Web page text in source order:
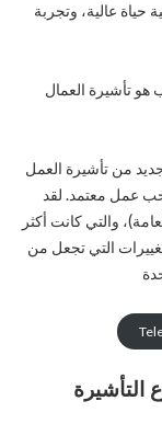
حياة عالية، وتجربة
تأشيرة العمال
من تأشيرة العمل
عمل معتمد. لقد
تأشيرة العمل السابقة من المستوى 2 (العامة)، والتي كانت أكثر
التي تجعل من
التأشيرة